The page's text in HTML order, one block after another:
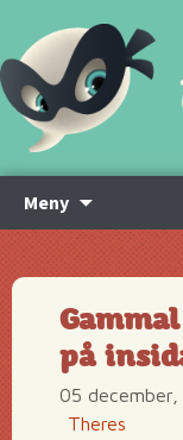
Meny
innehåll
på
05 december,
Theres